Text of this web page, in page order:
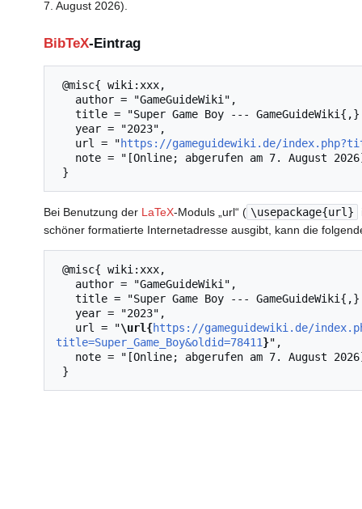
7. August 2026).
BibTeX-Eintrag
   url = "
https://gameguidewiki.de/
Bei Benutzung der LaTeX-Moduls „url“ ( \usepackage{url}
schöner formatierte Internetadresse ausgibt, kann die
   url = "
\url{https://gameguidewiki.de/
title=Super_Game_Boy&oldid=78411}",